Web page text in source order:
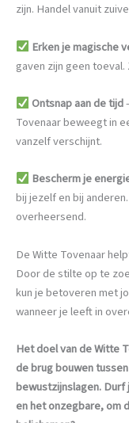
zijn. Handel vanuit
Erken je magische
gaven zijn geen
Ontsnap aan de tijd
Tovenaar beweegt in
vanzelf verschijnt.
Bescherm je
bij jezelf en bij
overheersend.
De Witte Tovenaar
Door de stilte op te
kun je betoveren met
wanneer je leeft in
Het doel van de Witte
de brug bouwen
bewustzijnslagen.
en het onzegbare, om